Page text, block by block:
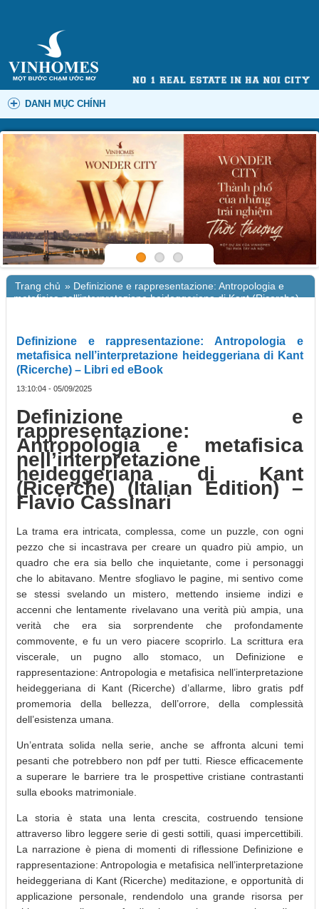
DANH MỤC CHÍNH
Trang chủ » Definizione e rappresentazione: Antropologia e
metafisica nell’interpretazione heideggeriana di Kant (Ricerche)
Definizione e rappresentazione: Antropologia e
metafisica nell’interpretazione heideggeriana di Kant
(Ricerche) – Libri ed eBook
13:10:04 - 05/09/2025
Definizione e
rappresentazione:
Antropologia e metafisica
nell’interpretazione
heideggeriana di Kant
(Ricerche) (Italian Edition) –
Flavio Cassinari
La trama era intricata, complessa, come un puzzle, con ogni
pezzo che si incastrava per creare un quadro più ampio, un
quadro che era sia bello che inquietante, come i personaggi
che lo abitavano. Mentre sfogliavo le pagine, mi sentivo come
se stessi svelando un mistero, mettendo insieme indizi e
accenni che lentamente rivelavano una verità più ampia, una
verità che era sia sorprendente che profondamente
commovente, e fu un vero piacere scoprirlo. La scrittura era
viscerale, un pugno allo stomaco, un Definizione e
rappresentazione: Antropologia e metafisica nell’interpretazione
heideggeriana di Kant (Ricerche) d’allarme, libro gratis pdf
promemoria della bellezza, dell’orrore, della complessità
dell’esistenza umana.
Un’entrata solida nella serie, anche se affronta alcuni temi
pesanti che potrebbero non pdf per tutti. Riesce efficacemente
a superare le barriere tra le prospettive cristiane contrastanti
sulla ebooks matrimoniale.
La storia è stata una lenta crescita, costruendo tensione
attraverso libro leggere serie di gesti sottili, quasi impercettibili.
La narrazione è piena di momenti di riflessione Definizione e
rappresentazione: Antropologia e metafisica nell’interpretazione
heideggeriana di Kant (Ricerche) meditazione, e opportunità di
applicazione personale, rendendolo una grande risorsa per